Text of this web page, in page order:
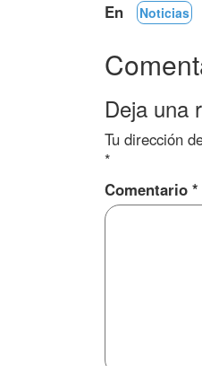
En
Noticias
Deja una
Tu dirección
*
Comentario *